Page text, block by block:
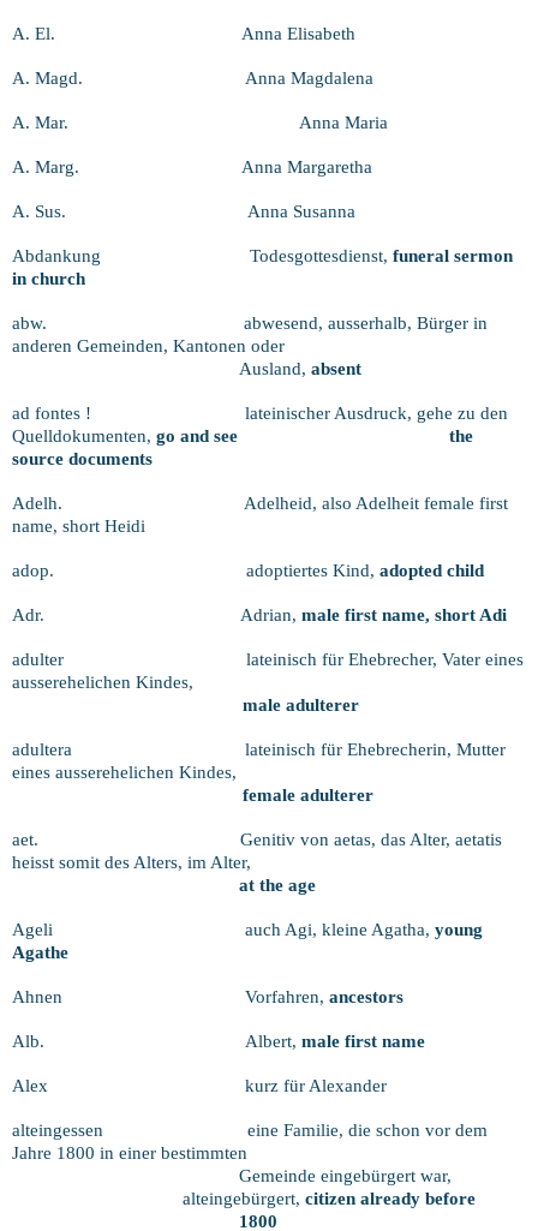
A. El. Anna Elisabeth
A. Magd. Anna Magdalena
A. Mar. Anna Maria
A. Marg. Anna Margaretha
A. Sus. Anna Susanna
Abdankung Todesgottesdienst, funeral sermon
in church
abw.
abwesend, ausserhalb, Bürger in
anderen Gemeinden, Kantonen oder
Ausland, absent
ad fontes !
lateinischer Ausdruck, gehe zu den
Quelldokumenten, go and see
the
source documents
Adelh.
Adelheid, also Adelheit female first
name, short Heidi
adop. adoptiertes Kind, adopted child
Adr. Adrian, male first name, short Adi
adulter
lateinisch für Ehebrecher, Vater eines
ausserehelichen Kindes,
male adulterer
adultera
lateinisch für Ehebrecherin, Mutter
eines ausserehelichen Kindes,
female adulterer
aet.
Genitiv von aetas, das Alter, aetatis
heisst somit des Alters, im Alter,
at the age
Ageli auch Agi, kleine Agatha, young
Agathe
Ahnen Vorfahren, ancestors
Alb. Albert, male first name
Alex kurz für Alexander
alteingessen
eine Familie, die schon vor dem
Jahre 1800 in einer bestimmten
Gemeinde eingebürgert war,
alteingebürgert, citizen already before
1800